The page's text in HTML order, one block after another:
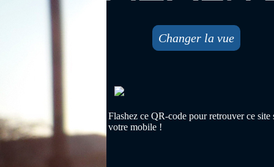
Changer la vue
Flashez ce QR-code pour retrouver ce site
votre mobile !